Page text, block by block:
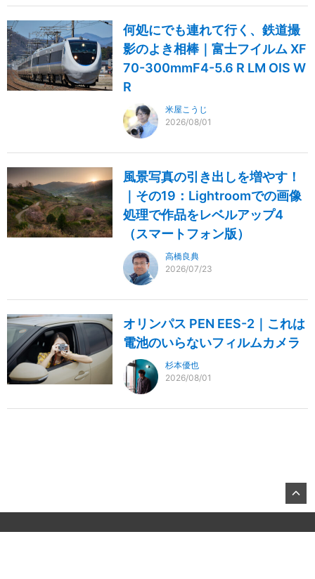
何処にでも連れて行く、鉄道撮
影のよき相棒｜富士フイルム XF
70-300mmF4-5.6 R LM OIS W
R
米屋こうじ
2026/08/01
風景写真の引き出しを増やす！
｜その19：Lightroomでの画像
処理で作品をレベルアップ4
（スマートフォン版）
高橋良典
2026/07/23
オリンパス PEN EES-2｜これは
電池のいらないフィルムカメラ
杉本優也
2026/08/01